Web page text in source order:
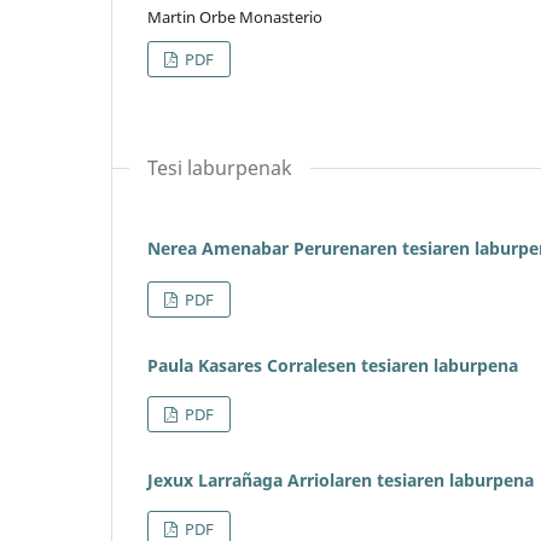
Martin Orbe Monasterio
PDF
Tesi laburpenak
Nerea Amenabar Perurenaren tesiaren
PDF
Paula Kasares Corralesen tesiaren laburpena
PDF
Jexux Larrañaga Arriolaren tesiaren laburpena
PDF